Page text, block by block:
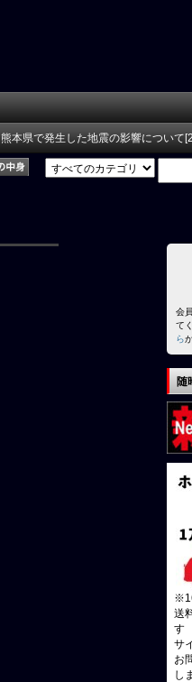
熊本県で発生した地震の影響について
会
て
ら
随
送
す
サ
お
し